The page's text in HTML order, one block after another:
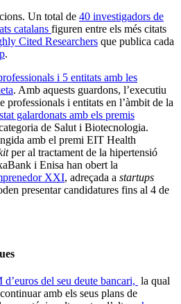
Un total de 40 investigadors de
catalans figuren entre els més citats
Cited Researchers que publica cada
.
i 5 entitats amb les
. Amb aquests guardons, l’executiu
professionals i entitats en l’àmbit de la
galardonats amb els premis
de Salut i Biotecnologia.
amb el premi EIT Health
per al tractament de la hipertensió
i Enisa han obert la
XXI, adreçada a startups
presentar candidatures fins al 4 de
del seu deute bancari, la qual
amb els seus plans de